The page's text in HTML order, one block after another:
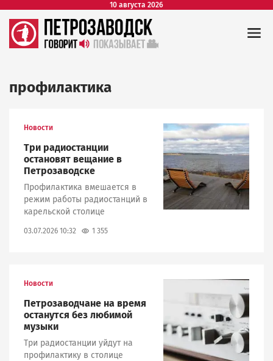
10 августа 2026
профилактика
Новости
Три радиостанции
остановят вещание в
Петрозаводске
Профилактика вмешается в
режим работы радиостанций в
карельской столице
03.07.2026 10:32 1 355
Image
Новости
Петрозаводчане на время
останутся без любимой
музыки
Три радиостанции уйдут на
профилактику в столице